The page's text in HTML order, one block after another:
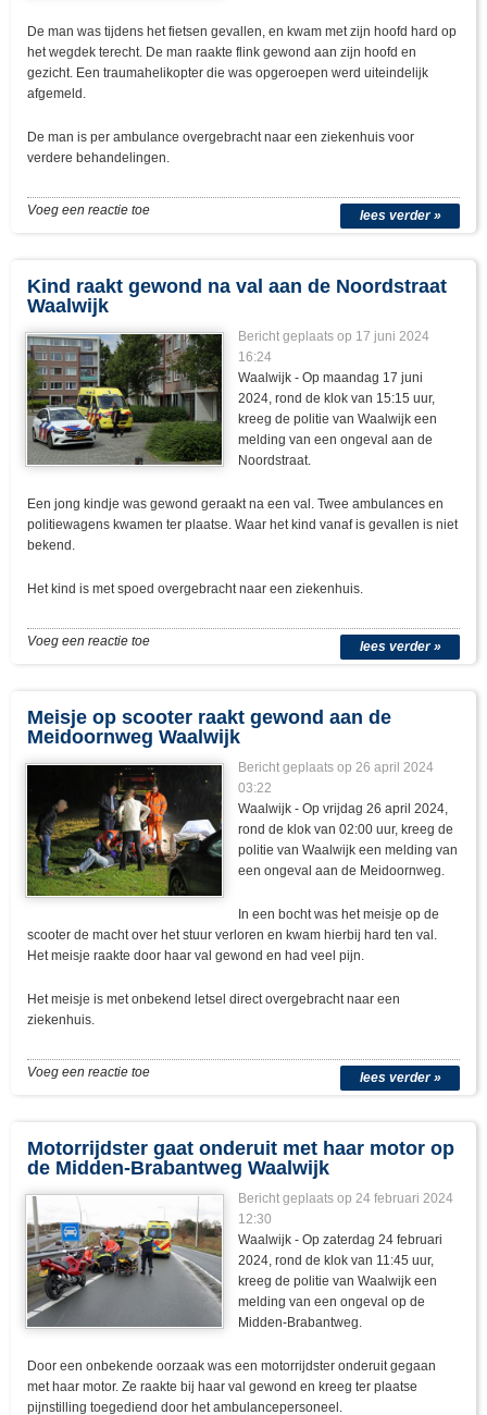
De man was tijdens het fietsen gevallen, en kwam met zijn hoofd hard op
het wegdek terecht. De man raakte flink gewond aan zijn hoofd en
gezicht. Een traumahelikopter die was opgeroepen werd uiteindelijk
afgemeld.
De man is per ambulance overgebracht naar een ziekenhuis voor
verdere behandelingen.
lees verder »
Voeg een reactie toe
Kind raakt gewond na val aan de Noordstraat
Waalwijk
Bericht geplaats op 17 juni 2024
16:24
Waalwijk - Op maandag 17 juni
2024, rond de klok van 15:15 uur,
kreeg de politie van Waalwijk een
melding van een ongeval aan de
Noordstraat.
Een jong kindje was gewond geraakt na een val. Twee ambulances en
politiewagens kwamen ter plaatse. Waar het kind vanaf is gevallen is niet
bekend.
Het kind is met spoed overgebracht naar een ziekenhuis.
lees verder »
Voeg een reactie toe
Meisje op scooter raakt gewond aan de
Meidoornweg Waalwijk
Bericht geplaats op 26 april 2024
03:22
Waalwijk - Op vrijdag 26 april 2024,
rond de klok van 02:00 uur, kreeg de
politie van Waalwijk een melding van
een ongeval aan de Meidoornweg.
In een bocht was het meisje op de
scooter de macht over het stuur verloren en kwam hierbij hard ten val.
Het meisje raakte door haar val gewond en had veel pijn.
Het meisje is met onbekend letsel direct overgebracht naar een
ziekenhuis.
lees verder »
Voeg een reactie toe
Motorrijdster gaat onderuit met haar motor op
de Midden-Brabantweg Waalwijk
Bericht geplaats op 24 februari 2024
12:30
Waalwijk - Op zaterdag 24 februari
2024, rond de klok van 11:45 uur,
kreeg de politie van Waalwijk een
melding van een ongeval op de
Midden-Brabantweg.
Door een onbekende oorzaak was een motorrijdster onderuit gegaan
met haar motor. Ze raakte bij haar val gewond en kreeg ter plaatse
pijnstilling toegediend door het ambulancepersoneel.